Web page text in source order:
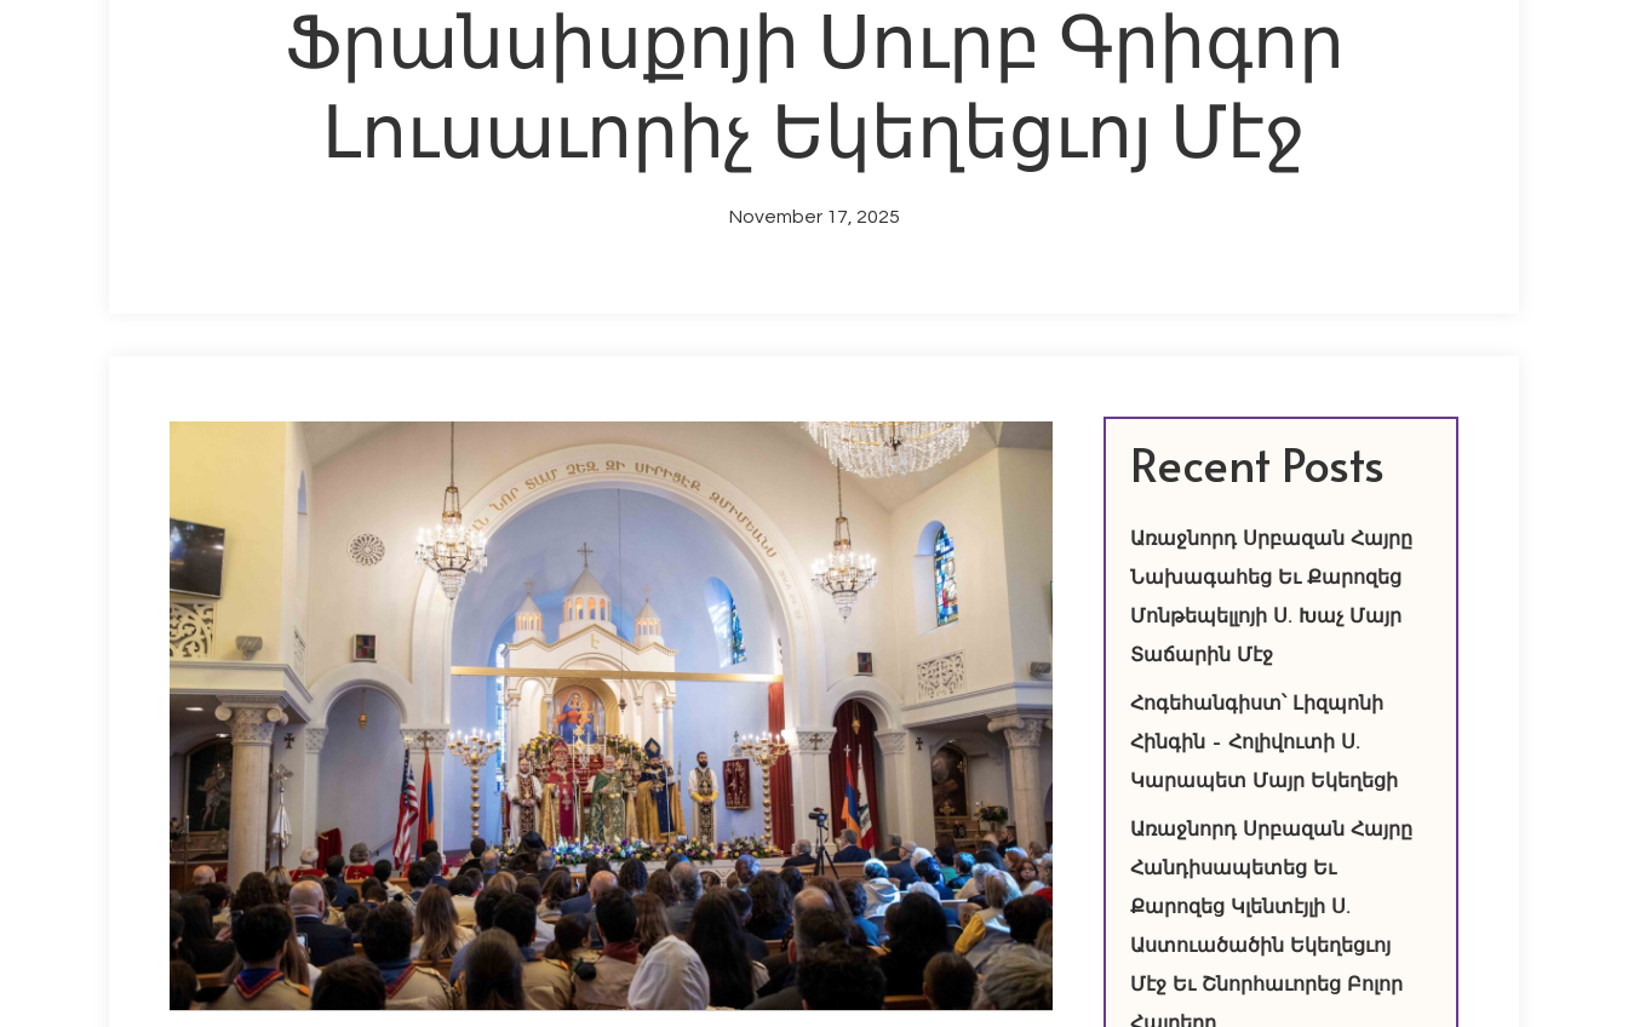
Hit enter to search or ESC to close
Ֆրանսիսքոյի Սուրբ Գրիգոր
Լուսաւորիչ Եկեղեցւոյ Մէջ
November 17, 2025
Recent Posts
Առաջնորդ Սրբազան Հայրը
Նախագահեց Եւ Քարոզեց
Մոնթեպելլոյի Ս. Խաչ Մայր
Տաճարին Մէջ
Հոգեհանգիստ՝ Լիզպոնի
Հինգին – Հոլիվուտի Ս.
Կարապետ Մայր Եկեղեցի
Առաջնորդ Սրբազան Հայրը
Հանդիսապետեց Եւ
Քարոզեց Կլենտէյլի Ս.
Աստուածածին Եկեղեցւոյ
Մէջ Եւ Շնորհաւորեց Բոլոր